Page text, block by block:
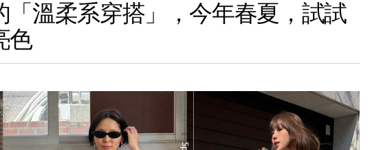
「溫柔系穿搭」，今年春夏，試試
色